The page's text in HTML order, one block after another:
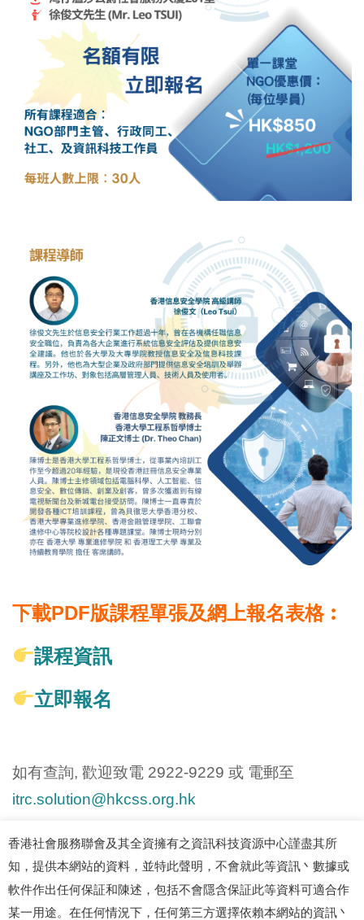
下載PDF版課程單張及網上報名表格︰
課程資訊
立即報名
如有查詢, 歡迎致電 2922-9229 或 電郵至
itrc.solution@hkcss.org.hk
香港社會服務聯會及其全資擁有之資訊科技資源中心謹盡其所
知，提供本網站的資料，並特此聲明，不會就此等資訊丶數據或
軟件作出任何保証和陳述，包括不會隱含保証此等資料可適合作
某一用途。在任何情況下，任何第三方選擇依賴本網站的資訊丶